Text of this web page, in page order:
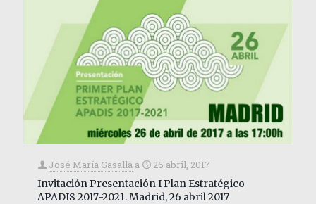
José María Gasalla a
26 abril, 2017
Invitación Presentación I Plan Estratégico
APADIS 2017-2021. Madrid, 26 abril 2017